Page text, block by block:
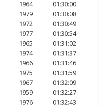
1964
01:30:00
1979
01:30:08
1972
01:30:49
1977
01:30:54
1965
01:31:02
1974
01:31:37
1966
01:31:46
1975
01:31:59
1967
01:32:09
1959
01:32:27
1976
01:32:43